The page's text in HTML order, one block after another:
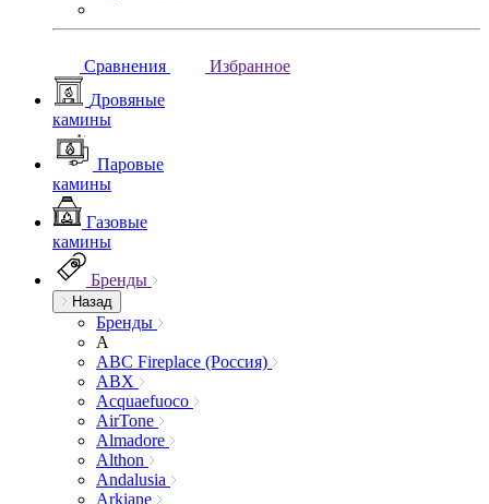
Сравнения
Избранное
Дровяные
камины
Паровые
камины
Газовые
камины
Бренды
Назад
Бренды
A
ABC Fireplace (Россия)
ABX
Acquaefuoco
AirTone
Almadore
Althon
Andalusia
Arkiane